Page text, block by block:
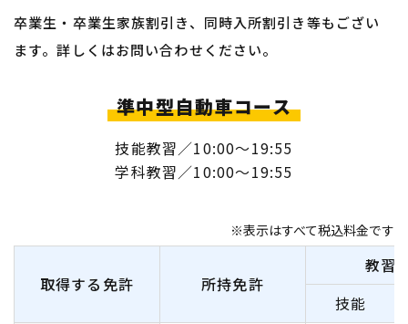
卒業生・卒業生家族割引き、同時入所割引き等もござい
ます。詳しくはお問い合わせください。
準中型自動車コース
技能教習／10:00〜19:55
学科教習／10:00〜19:55
※表示はすべて税込料金です
取得する免許 所持免許
教習
技能